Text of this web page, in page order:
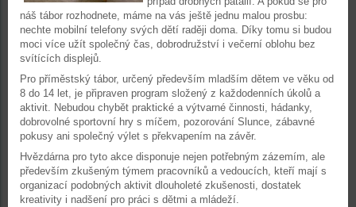
náš tábor rozhodnete, máme na vás ještě jednu malou prosbu:
nechte mobilní telefony svých dětí raději doma. Díky tomu si budou
moci více užít společný čas, dobrodružství i večerní oblohu bez
svítících displejů.
Pro příměstský tábor, určený především mladším dětem ve věku od
8 do 14 let, je připraven program složený z každodenních úkolů a
aktivit. Nebudou chybět praktické a výtvarné činnosti, hádanky,
dobrovolné sportovní hry s míčem, pozorování Slunce, zábavné
pokusy ani společný výlet s překvapením na závěr.
Hvězdárna pro tyto akce disponuje nejen potřebným zázemím, ale
především zkušeným týmem pracovníků a vedoucích, kteří mají s
organizací podobných aktivit dlouholeté zkušenosti, dostatek
kreativity i nadšení pro práci s dětmi a mládeží.